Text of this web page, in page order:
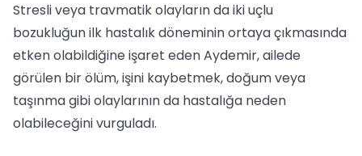
Stresli veya travmatik olayların da iki uçlu
bozukluğun ilk hastalık döneminin ortaya çıkmasında
etken olabildiğine işaret eden Aydemir, ailede
görülen bir ölüm, işini kaybetmek, doğum veya
taşınma gibi olaylarının da hastalığa neden
olabileceğini vurguladı.